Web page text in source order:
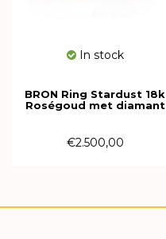
In stock
BRON Ring Stardust 18k
Roségoud met diamant
€2.500,00